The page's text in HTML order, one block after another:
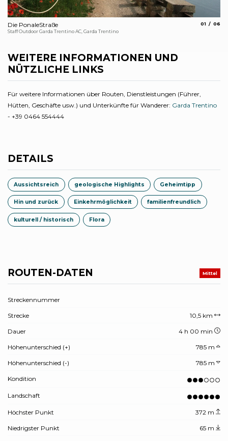
Die PonaleStraße
Staff Outdoor Garda Trentino AC, Garda Trentino
01 06
WEITERE INFORMATIONEN UND
NÜTZLICHE LINKS
Für weitere Informationen über Routen, Dienstleistungen (Führer,
Hütten, Geschäfte usw.) und Unterkünfte für Wanderer: Garda Trentino
- +39 0464 554444
DETAILS
Aussichtsreich geologische Highlights Geheimtipp
Hin und zurück Einkehrmöglichkeit familienfreundlich
kulturell / historisch Flora
ROUTEN-DATEN Mittel
Streckennummer
Strecke 10,5 km
Dauer 4 h 00 min
Höhenunterschied (+) 785 m
Höhenunterschied (-) 785 m
Kondition
Landschaft
Höchster Punkt 372 m
Niedrigster Punkt 65 m